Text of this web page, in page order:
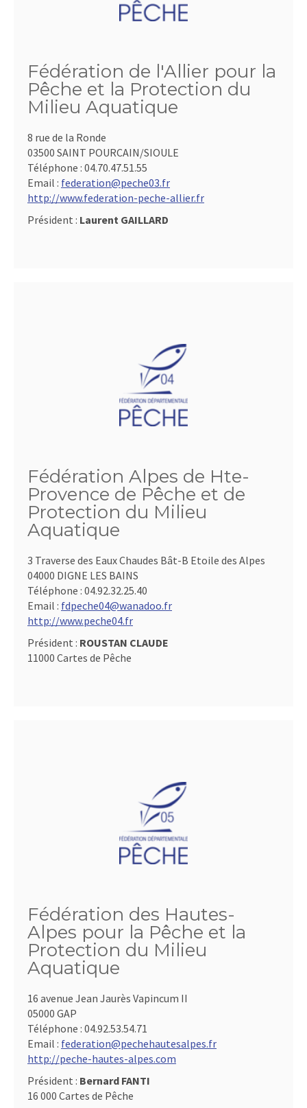
Fédération de l'Allier pour la
Pêche et la Protection du
Milieu Aquatique
8 rue de la Ronde
03500 SAINT POURCAIN/SIOULE
Téléphone : 04.70.47.51.55
Email : federation@peche03.fr
http://www.federation-peche-allier.fr
Président : Laurent GAILLARD
Fédération Alpes de Hte-
Provence de Pêche et de
Protection du Milieu
Aquatique
3 Traverse des Eaux Chaudes Bât-B Etoile des Alpes
04000 DIGNE LES BAINS
Téléphone : 04.92.32.25.40
Email : fdpeche04@wanadoo.fr
http://www.peche04.fr
Président : ROUSTAN CLAUDE
11000 Cartes de Pêche
Fédération des Hautes-
Alpes pour la Pêche et la
Protection du Milieu
Aquatique
16 avenue Jean Jaurès Vapincum II
05000 GAP
Téléphone : 04.92.53.54.71
Email : federation@pechehautesalpes.fr
http://peche-hautes-alpes.com
Président : Bernard FANTI
16 000 Cartes de Pêche